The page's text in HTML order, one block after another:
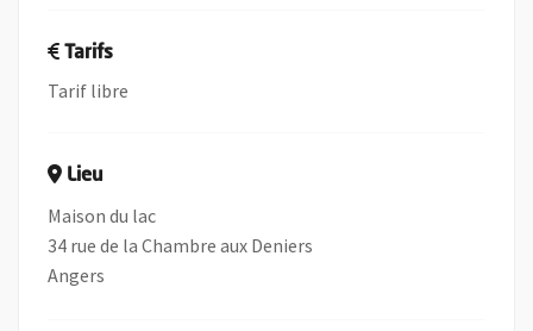
Tarifs
Tarif libre
Lieu
Maison du lac
34 rue de la Chambre aux Deniers
Angers